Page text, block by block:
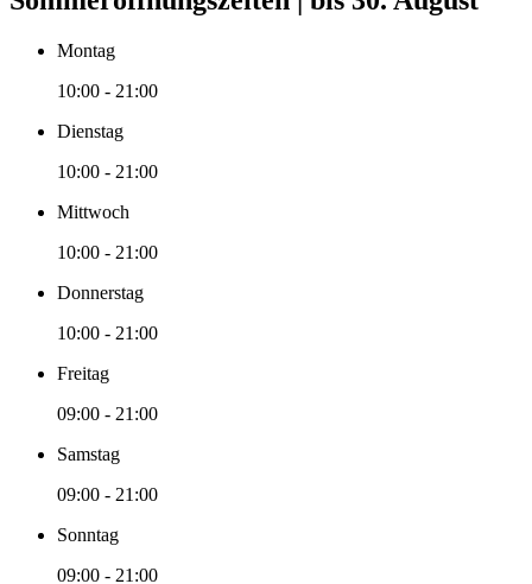
Montag
10:00 - 21:00
Dienstag
10:00 - 21:00
Mittwoch
10:00 - 21:00
Donnerstag
10:00 - 21:00
Freitag
09:00 - 21:00
Samstag
09:00 - 21:00
Sonntag
09:00 - 21:00